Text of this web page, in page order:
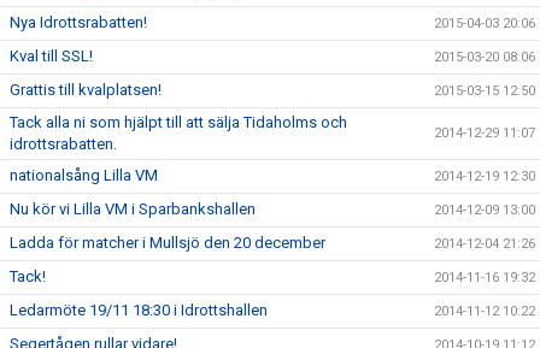
Nya Idrottsrabatten! 2015-04-03 20:06
Kval till SSL! 2015-03-20 08:06
Grattis till kvalplatsen! 2015-03-15 12:50
Tack alla ni som hjälpt till att sälja Tidaholms och
idrottsrabatten.
2014-12-29 11:07
nationalsång Lilla VM 2014-12-19 12:30
Nu kör vi Lilla VM i Sparbankshallen 2014-12-09 13:00
Ladda för matcher i Mullsjö den 20 december 2014-12-04 21:26
Tack! 2014-11-16 19:32
Ledarmöte 19/11 18:30 i Idrottshallen 2014-11-12 10:22
Segertågen rullar vidare!